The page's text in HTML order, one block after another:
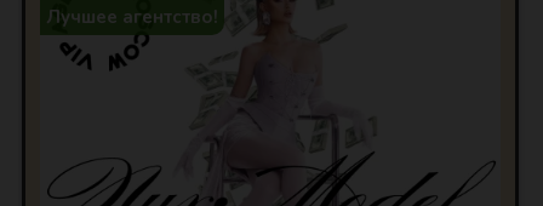
Лучшее агентство!